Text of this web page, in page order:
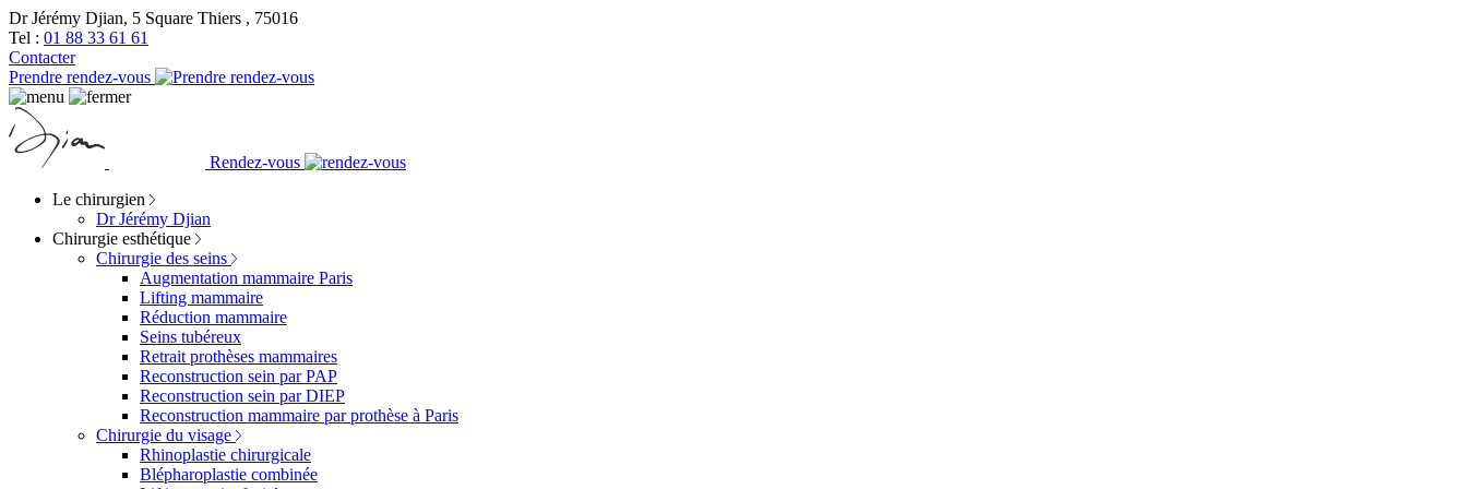
Dr Jérémy Djian, 5 Square Thiers , 75016
Tel : 01 88 33 61 61
Contacter
Prendre rendez-vous
Rendez-vous
Le chirurgien
Dr Jérémy Djian
Chirurgie esthétique
Chirurgie des seins
Augmentation mammaire Paris
Lifting mammaire
Réduction mammaire
Seins tubéreux
Retrait prothèses mammaires
Reconstruction sein par PAP
Reconstruction sein par DIEP
Reconstruction mammaire par prothèse à Paris
Chirurgie du visage
Rhinoplastie chirurgicale
Blépharoplastie combinée